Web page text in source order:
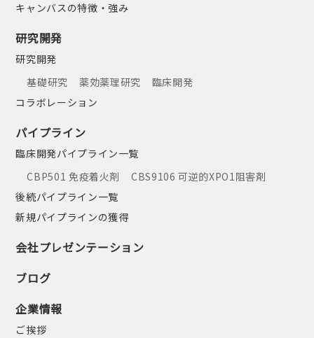
キャンバスの特徴・強み
研究開発
研究開発
基礎研究
薬効薬理研究
臨床開発
コラボレーション
パイプライン
臨床開発パイプライン一覧
CBP501 免疫着火剤
CBS9106 可逆的XPO1阻害剤
後続パイプライン一覧
新規パイプラインの獲得
会社プレゼンテーション
ブログ
企業情報
ご挨拶